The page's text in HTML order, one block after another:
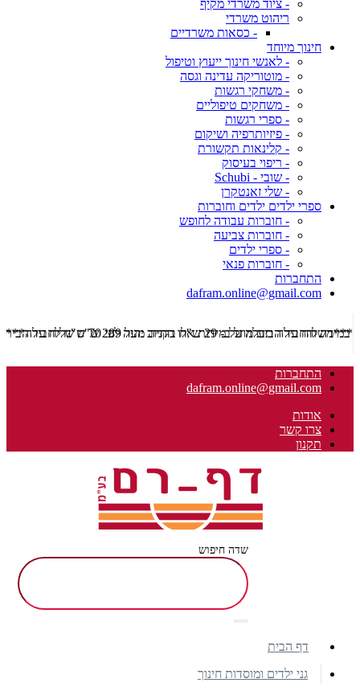
- ציוד משרדי מקיף
ריהוט משרדי
- כסאות משרדיים
חינוך מיוחד
- לאנשי חינוך ייעוץ וטיפול
- מוטוריקה עדינה וגסה
- משחקי רגשות
- משחקים טיפוליים
- ספרי רגשות
- פיזיותרפיה ושיקום
- קלינאות תקשורת
- ריפוי בעיסוק
- שובי - Schubi
- שלי זאנטקרן
ספרי ילדים ילדים וחוברות
- חוברות עבודה לחופש
- חוברות צביעה
- ספרי ילדים
- חוברות פנאי
התחברות
dafram.online@gmail.com
***משלוח עד הבית מוזל ב- 29 ש"ח בקניה מעל 289 ש"ח שליח עד הבית ***
התחברות
dafram.online@gmail.com
אודות
צרו קשר
תקנון
שדה חיפוש
דף הבית
גני ילדים ומוסדות חינוך